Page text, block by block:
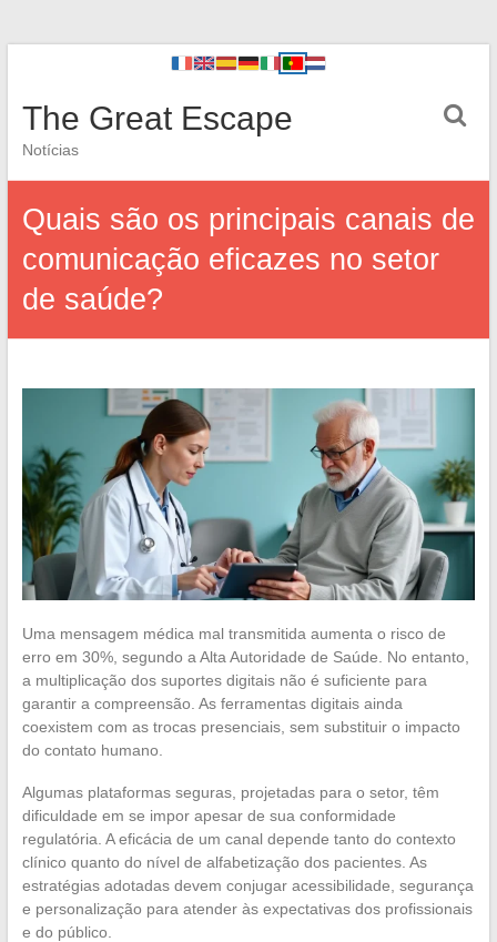
The Great Escape
Notícias
Quais são os principais canais de
comunicação eficazes no setor
de saúde?
Uma mensagem médica mal transmitida aumenta o risco de
erro em 30%, segundo a Alta Autoridade de Saúde. No entanto,
a multiplicação dos suportes digitais não é suficiente para
garantir a compreensão. As ferramentas digitais ainda
coexistem com as trocas presenciais, sem substituir o impacto
do contato humano.
Algumas plataformas seguras, projetadas para o setor, têm
dificuldade em se impor apesar de sua conformidade
regulatória. A eficácia de um canal depende tanto do contexto
clínico quanto do nível de alfabetização dos pacientes. As
estratégias adotadas devem conjugar acessibilidade, segurança
e personalização para atender às expectativas dos profissionais
e do público.